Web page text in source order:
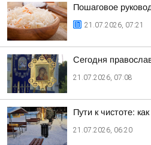
Пошаговое
21.07.2026, 07:21
Сегодня
21.07.2026, 07:08
Пути к чистоте:
21.07.2026, 06:20